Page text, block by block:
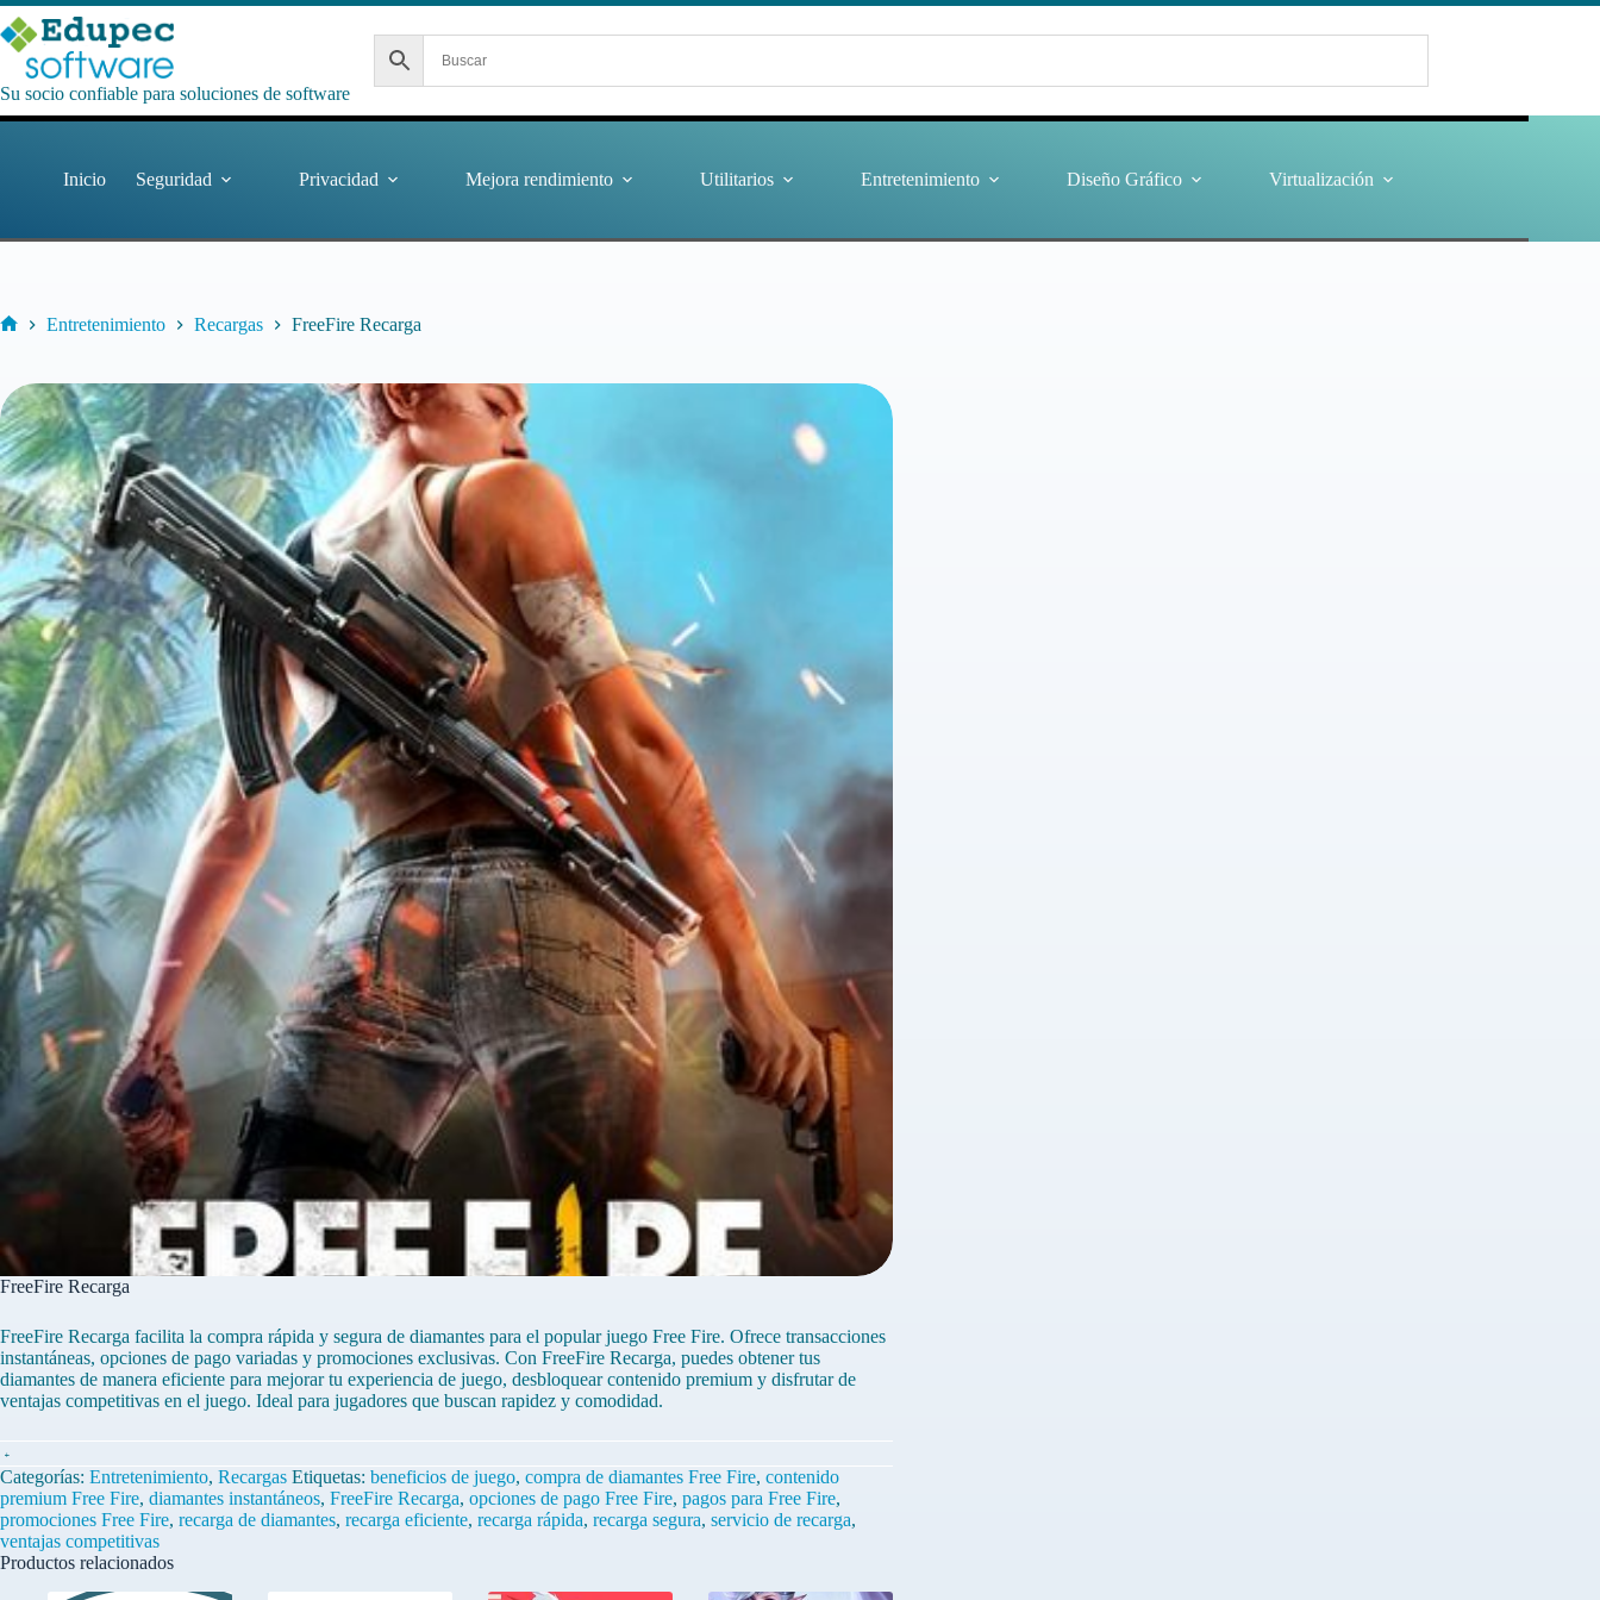
Saltar
al
contenido
Su socio confiable para soluciones de software
Inicio Seguridad Privacidad Mejora rendimiento Utilitarios Entretenimiento Diseño Gráfico Virtualización
Entretenimiento Recargas FreeFire Recarga
FreeFire Recarga
FreeFire Recarga facilita la compra rápida y segura de diamantes para el popular juego Free Fire. Ofrece transacciones
instantáneas, opciones de pago variadas y promociones exclusivas. Con FreeFire Recarga, puedes obtener tus
diamantes de manera eficiente para mejorar tu experiencia de juego, desbloquear contenido premium y disfrutar de
ventajas competitivas en el juego. Ideal para jugadores que buscan rapidez y comodidad.
FreeFire
Recarga
cantidad
Categorías: Entretenimiento, Recargas Etiquetas: beneficios de juego, compra de diamantes Free Fire, contenido
premium Free Fire, diamantes instantáneos, FreeFire Recarga, opciones de pago Free Fire, pagos para Free Fire,
promociones Free Fire, recarga de diamantes, recarga eficiente, recarga rápida, recarga segura, servicio de recarga,
ventajas competitivas
Productos relacionados